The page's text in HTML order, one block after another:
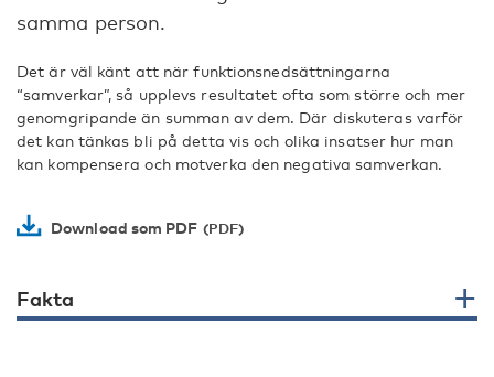
samma person.
Det är väl känt att när funktionsnedsättningarna
“samverkar”, så upplevs resultatet ofta som större och mer
genomgripande än summan av dem. Där diskuteras varför
det kan tänkas bli på detta vis och olika insatser hur man
kan kompensera och motverka den negativa samverkan.
Download som PDF
Fakta